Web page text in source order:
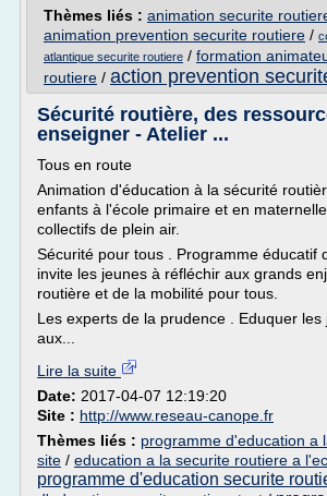
Thèmes liés : animation securite
animation prevention securite routiere /
atlantique securite routiere / formation
routiere / action prevention
Sécurité routière, des
enseigner - Atelier ...
Tous en route
Animation d'éducation à la sécurité
enfants à l'école primaire et en
collectifs de plein air.
Sécurité pour tous . Programme éducatif
invite les jeunes à réfléchir aux grands
routière et de la mobilité pour tous.
Les experts de la prudence . Eduquer les
aux...
Lire la suite
Date: 2017-04-07 12:19:20
Site : http://www.reseau-canope.fr
Thèmes liés : programme d'education a
site / education a la securite routiere a
programme d'education securite